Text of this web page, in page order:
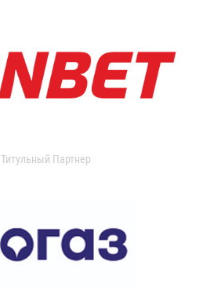
Титульный Партнер